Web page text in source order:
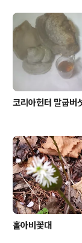
코리아헌터 말굽버
홀아비꽃대